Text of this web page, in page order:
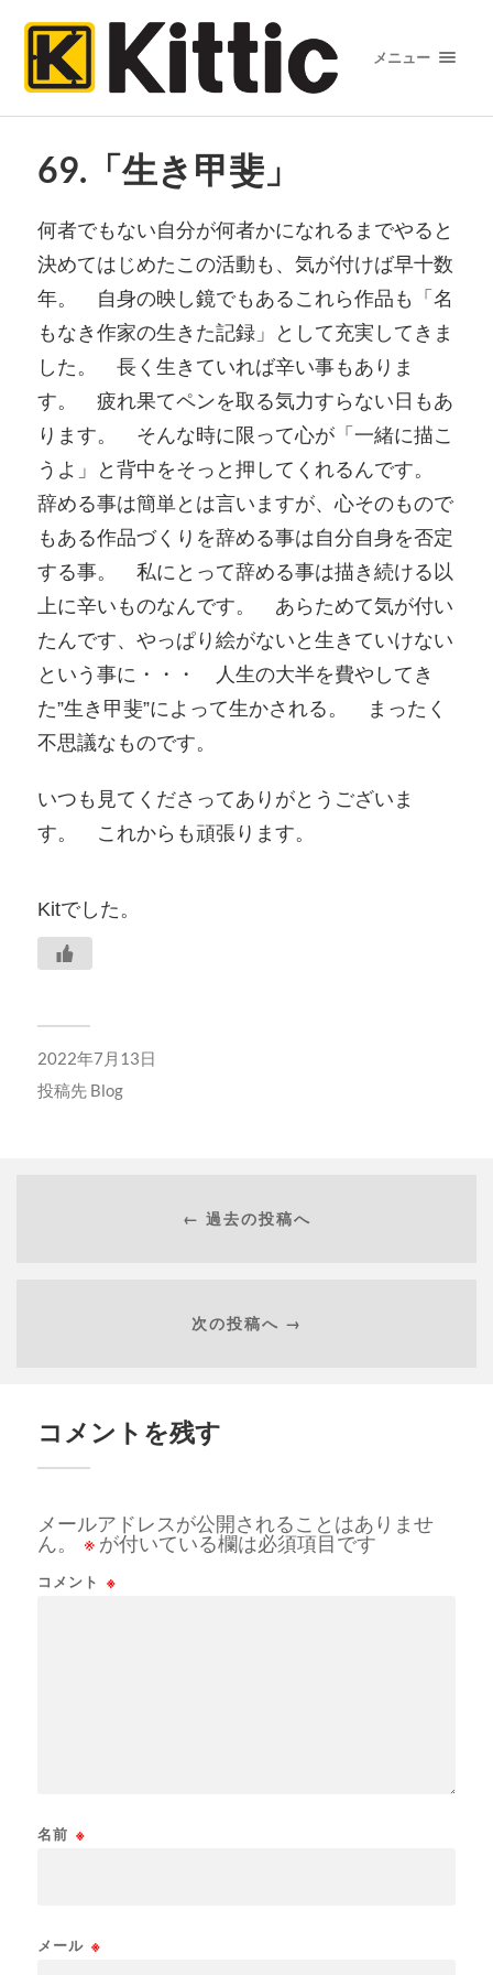
メニュー
69.「生き甲斐」
何者でもない自分が何者かになれるまでやると
決めてはじめたこの活動も、気が付けば早十数
年。 自身の映し鏡でもあるこれら作品も「 名
もなき作家の生きた記録」
として充実してきま
した。 長く生きていれば辛い事もありま
す。 疲れ果てペンを取る気力すらない日もあ
ります。 そんな時に限って心が「一緒に描こ
うよ」
と背中をそっと押してくれるんです。
辞める事は簡単とは言いますが、心そのもので
もある作品づくりを辞める事は自分自身を否定
する事。 私にとって辞める事は描き続ける以
上に辛いものなんです。 あらためて気が付い
たんです、やっぱり絵がないと生きていけない
という事に・・・ 人生の大半を費やしてき
た”生き甲斐”によって生かされる。 まったく
不思議なものです。
いつも見てくださってありがとうございま
す。 これからも頑張ります。
Kitでした。
2022年7月13日
投稿先 Blog
← 過去の投稿へ
次の投稿へ →
コメントを残す
メールアドレスが公開されることはありませ
ん。
※ が付いている欄は必須項目です
コメント ※
名前 ※
メール ※